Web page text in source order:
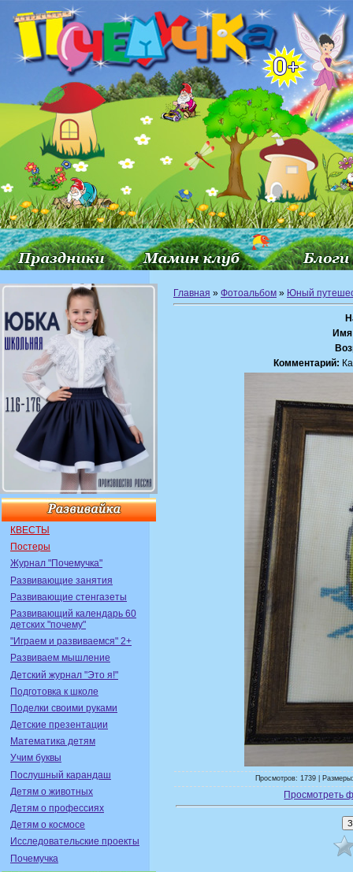
КВЕСТЫ
Постеры
Журнал "Почемучка"
Развивающие занятия
Развивающие стенгазеты
Развивающий календарь 60
детских "почему"
"Играем и развиваемся" 2+
Развиваем мышление
Детский журнал "Это я!"
Подготовка к школе
Поделки своими руками
Детские презентации
Математика детям
Учим буквы
Послушный карандаш
Детям о животных
Детям о профессиях
Детям о космосе
Исследовательские проекты
Почемучка
Главная » Фотоальбом » Юный
Комментарий:
Просмотров: 1739 |
Просмотреть